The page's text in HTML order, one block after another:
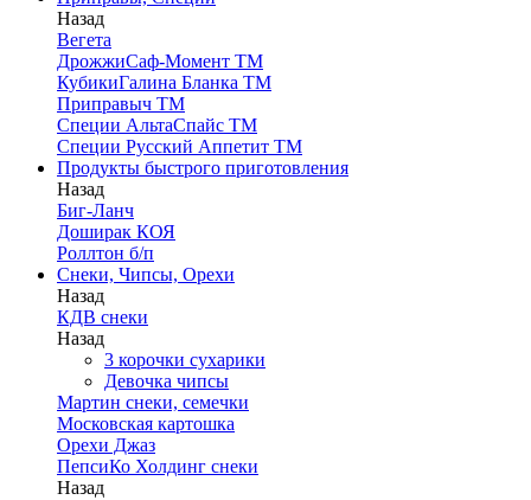
Назад
Вегета
ДрожжиСаф-Момент ТМ
КубикиГалина Бланка ТМ
Приправыч ТМ
Специи АльтаСпайс ТМ
Специи Русский Аппетит ТМ
Продукты быстрого приготовления
Назад
Биг-Ланч
Доширак КОЯ
Роллтон б/п
Снеки, Чипсы, Орехи
Назад
КДВ снеки
Назад
3 корочки сухарики
Девочка чипсы
Мартин снеки, семечки
Московская картошка
Орехи Джаз
ПепсиКо Холдинг снеки
Назад